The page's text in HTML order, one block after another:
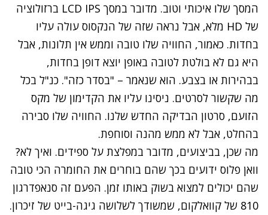
המסך שלו איכותי וטוב. מדובר במסך LCD IPS ברזולוציה
של HD מלא, אבל נראה שזה של הנקסוס עולה עליו
בחדות. כאמור, החוויה שלו טובה וממש אין תלונות, אבל
היא גם לא בולטת לטובה באופן יוצא דופן בחדות,
בבהירות או בצבע. הוא שנאמר – "בסדר כזה". כנ"ל בכל
מה שקשור לסרטים. ניסינו עליו את הקדימון של מקס
הזועם, סרטון הבדיקה החדש שלנו. החוויה שלו סבירה
בהחלט, אבל לא ממש מהנה וסוחפת.
מה שכן, בביצועים, מדובר במפלצת על ספידים. ואיך לא?
וואן פלוס ידועים בכך שהם בוחרים את החומרה הכי טובה
שהם יכולים למצוא בשוק באותו זמן. הפעם זה סנאפדרגון
810 של קוואלקום, שמשודך לשלושה גיגה-בייט של זיכרון.